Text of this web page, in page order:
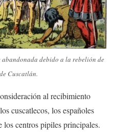
debido a la rebelión de
Cuscatlán.
al recibimiento
cuscatlecos, los españoles
los centros pipiles principales.